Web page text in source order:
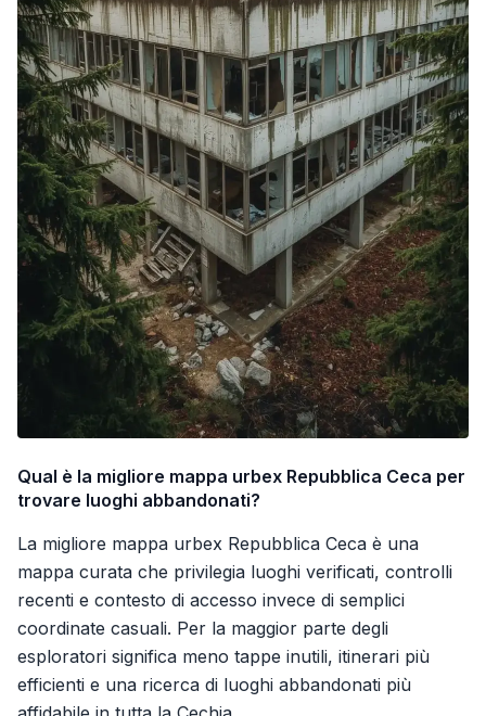
Qual è la migliore mappa urbex Repubblica Ceca per
trovare luoghi abbandonati?
La migliore mappa urbex Repubblica Ceca è una
mappa curata che privilegia luoghi verificati, controlli
recenti e contesto di accesso invece di semplici
coordinate casuali. Per la maggior parte degli
esploratori significa meno tappe inutili, itinerari più
efficienti e una ricerca di luoghi abbandonati più